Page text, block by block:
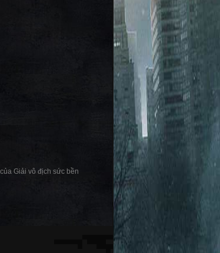
Giải vô địch sức bền